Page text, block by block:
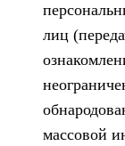
лиц
массовой